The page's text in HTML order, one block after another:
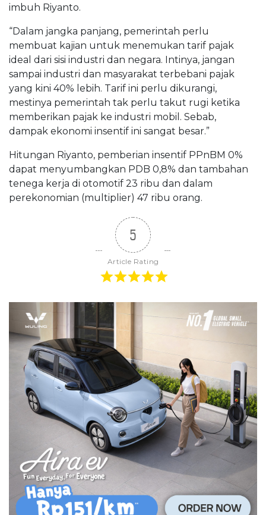
imbuh Riyanto.
“Dalam jangka panjang, pemerintah perlu
membuat kajian untuk menemukan tarif pajak
ideal dari sisi industri dan negara. Intinya, jangan
sampai industri dan masyarakat terbebani pajak
yang kini 40% lebih. Tarif ini perlu dikurangi,
mestinya pemerintah tak perlu takut rugi ketika
memberikan pajak ke industri mobil. Sebab,
dampak ekonomi insentif ini sangat besar.”
Hitungan Riyanto, pemberian insentif PPnBM 0%
dapat menyumbangkan PDB 0,8% dan tambahan
tenega kerja di otomotif 23 ribu dan dalam
perekonomian (multiplier) 47 ribu orang.
5
Article Rating